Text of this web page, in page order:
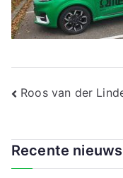
Bericht
Roos van der
Recente